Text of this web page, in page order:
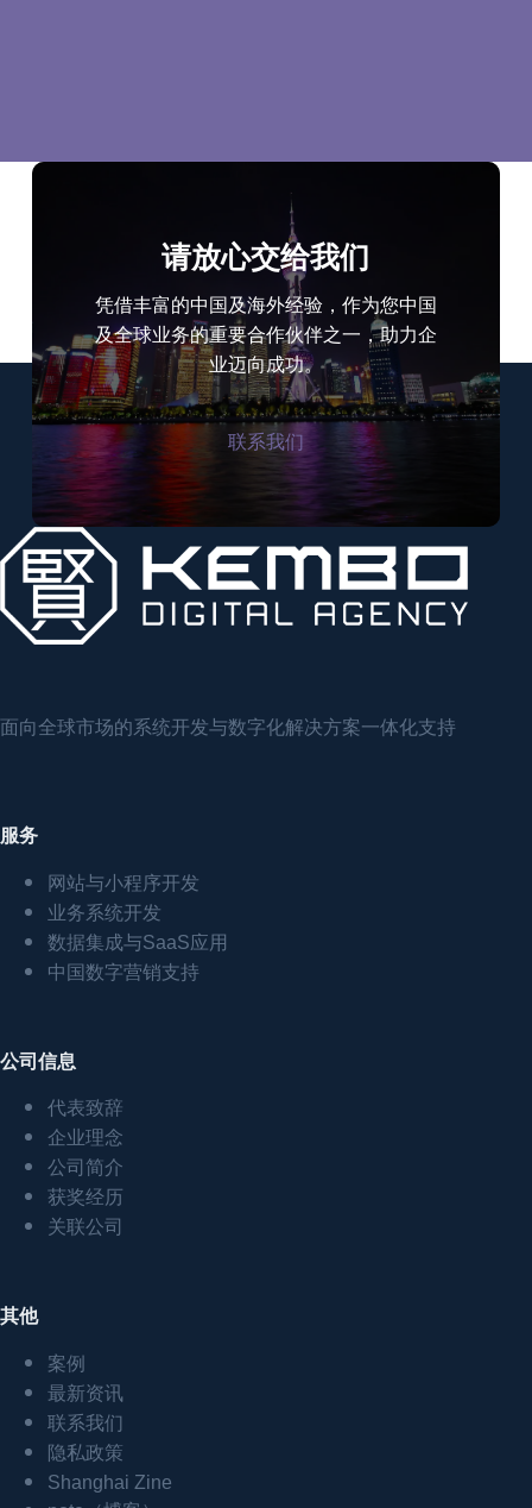
请放心交给我们
凭借丰富的中国及海外经验，作为您中国
及全球业务的重要合作伙伴之一，助力企
业迈向成功。
联系我们
面向全球市场的系统开发与数字化解决方案一体化支持
服务
网站与小程序开发
业务系统开发
数据集成与SaaS应用
中国数字营销支持
公司信息
代表致辞
企业理念
公司简介
获奖经历
关联公司
其他
案例
最新资讯
联系我们
隐私政策
Shanghai Zine